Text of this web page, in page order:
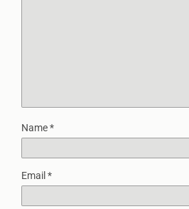
Name*
Email *